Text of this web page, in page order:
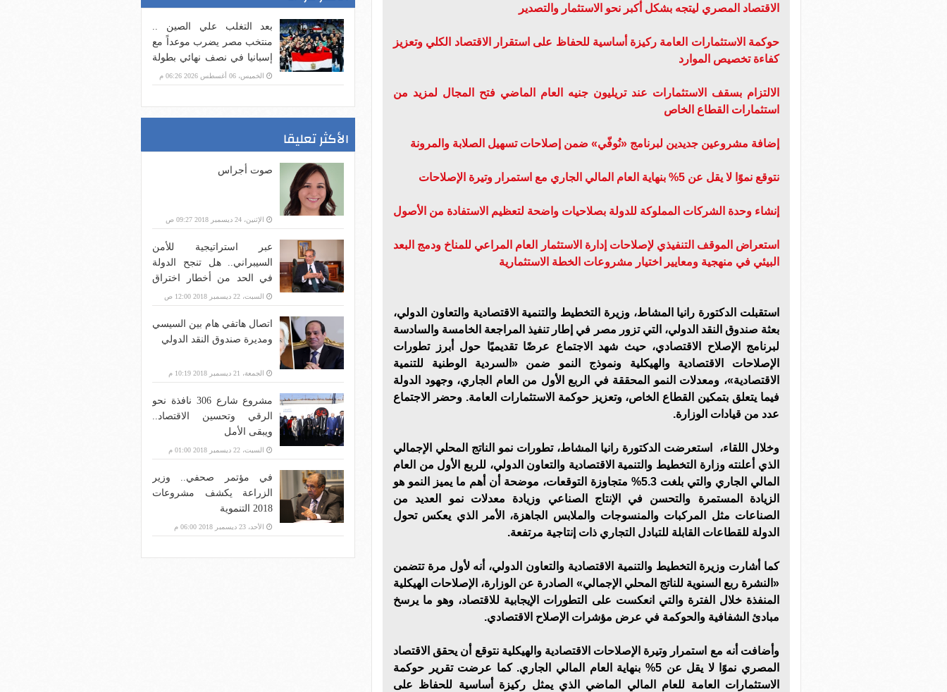
الاقتصاد المصري ليتجه بشكل أكبر نحو الاستثمار والتصدير
حوكمة الاستثمارات العامة ركيزة أساسية للحفاظ على استقرار الاقتصاد الكلي وتعزيز
كفاءة تخصيص الموارد
الالتزام بسقف الاستثمارات عند تريليون جنيه العام الماضي فتح المجال لمزيد من
استثمارات القطاع الخاص
إضافة مشروعين جديدين لبرنامج «نُوفّي» ضمن إصلاحات تسهيل الصلابة والمرونة
نتوقع نموًا لا يقل عن 5% بنهاية العام المالي الجاري مع استمرار وتيرة الإصلاحات
إنشاء وحدة الشركات المملوكة للدولة بصلاحيات واضحة لتعظيم الاستفادة من الأصول
استعراض الموقف التنفيذي لإصلاحات إدارة الاستثمار العام المراعي للمناخ ودمج البعد
البيئي في منهجية ومعايير اختيار مشروعات الخطة الاستثمارية
استقبلت الدكتورة رانيا المشاط، وزيرة التخطيط والتنمية الاقتصادية والتعاون الدولي،
بعثة صندوق النقد الدولي، التي تزور مصر في إطار تنفيذ المراجعة الخامسة والسادسة
لبرنامج الإصلاح الاقتصادي، حيث شهد الاجتماع عرضًا تقديميًا حول أبرز تطورات
الإصلاحات الاقتصادية والهيكلية ونموذج النمو ضمن «السردية الوطنية للتنمية
الاقتصادية»، ومعدلات النمو المحققة في الربع الأول من العام الجاري، وجهود الدولة
فيما يتعلق بتمكين القطاع الخاص، وتعزيز حوكمة الاستثمارات العامة. وحضر الاجتماع
عدد من قيادات الوزارة.
وخلال اللقاء، استعرضت الدكتورة رانيا المشاط، تطورات نمو الناتج المحلي الإجمالي
الذي أعلنته وزارة التخطيط والتنمية الاقتصادية والتعاون الدولي، للربع الأول من العام
المالي الجاري والتي بلغت 5.3% متجاوزة التوقعات، موضحة أن أهم ما يميز النمو هو
الزيادة المستمرة والتحسن في الإنتاج الصناعي وزيادة معدلات نمو العديد من
الصناعات مثل المركبات والمنسوجات والملابس الجاهزة، الأمر الذي يعكس تحول
الدولة للقطاعات القابلة للتبادل التجاري ذات إنتاجية مرتفعة.
كما أشارت وزيرة التخطيط والتنمية الاقتصادية والتعاون الدولي، أنه لأول مرة تتضمن
«النشرة ربع السنوية للناتج المحلي الإجمالي» الصادرة عن الوزارة، الإصلاحات الهيكلية
المنفذة خلال الفترة والتي انعكست على التطورات الإيجابية للاقتصاد، وهو ما يرسخ
مبادئ الشفافية والحوكمة في عرض مؤشرات الإصلاح الاقتصادي.
وأضافت أنه مع استمرار وتيرة الإصلاحات الاقتصادية والهيكلية نتوقع أن يحقق الاقتصاد
المصري نموًا لا يقل عن 5% بنهاية العام المالي الجاري. كما عرضت تقرير حوكمة
الاستثمارات العامة للعام المالي الماضي الذي يمثل ركيزة أساسية للحفاظ على
بعد التغلب علي الصين ..
منتخب مصر يضرب موعداً مع
إسبانيا في نصف نهائي بطولة
العالم لناشئات اليد
الخميس، 06 أغسطس 2026 06:26 م
الأكثر تعليقا
صوت أجراس
الإثنين، 24 ديسمبر 2018 09:27 ص
عبر استراتيجية للأمن
السيبراني.. هل تنجح الدولة
في الحد من أخطار اختراق
بنية الاتصالات؟
السبت، 22 ديسمبر 2018 12:00 ص
اتصال هاتفي هام بين السيسي
ومديرة صندوق النقد الدولي
الجمعة، 21 ديسمبر 2018 10:19 م
مشروع شارع 306 نافذة نحو
الرقي وتحسين الاقتصاد..
ويبقى الأمل
السبت، 22 ديسمبر 2018 01:00 م
في مؤتمر صحفي.. وزير
الزراعة يكشف مشروعات
2018 التنموية
الأحد، 23 ديسمبر 2018 06:00 م